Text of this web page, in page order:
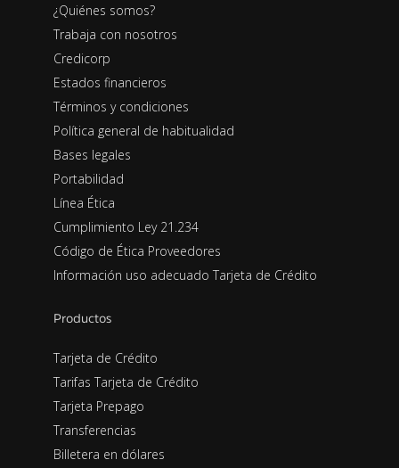
¿Quiénes somos?
Trabaja con nosotros
Credicorp
Estados financieros
Términos y condiciones
Política general de habitualidad
Bases legales
Portabilidad
Línea Ética
Cumplimiento Ley 21.234
Código de Ética Proveedores
Información uso adecuado Tarjeta de Crédito
Productos
Tarjeta de Crédito
Tarifas Tarjeta de Crédito
Tarjeta Prepago
Transferencias
Billetera en dólares